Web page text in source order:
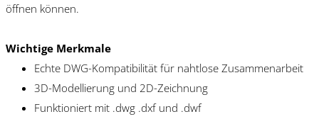
öffnen können.
Wichtige Merkmale
Echte DWG-Kompatibilität für nahtlose Zusammenarbeit
3D-Modellierung und 2D-Zeichnung
Funktioniert mit .dwg .dxf und .dwf